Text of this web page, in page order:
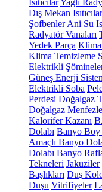
IsıtıcılarYağlı
Dış Mekan Isıtıcılar
Şofbenler Ani Su
Radyatör Vanaları
Yedek Parça
Klima Temizleme
Elektrikli
Güneş Enerji
Elektrikli Soba
Perdesi Doğalgaz
Doğalgaz
Kalorifer Kazanı
Dolabı Banyo Boy
Amaçlı Banyo
Dolabı Banyo
Tekneleri Jakuziler
Başlıkları Duş
Duşu Vitrifiyeler